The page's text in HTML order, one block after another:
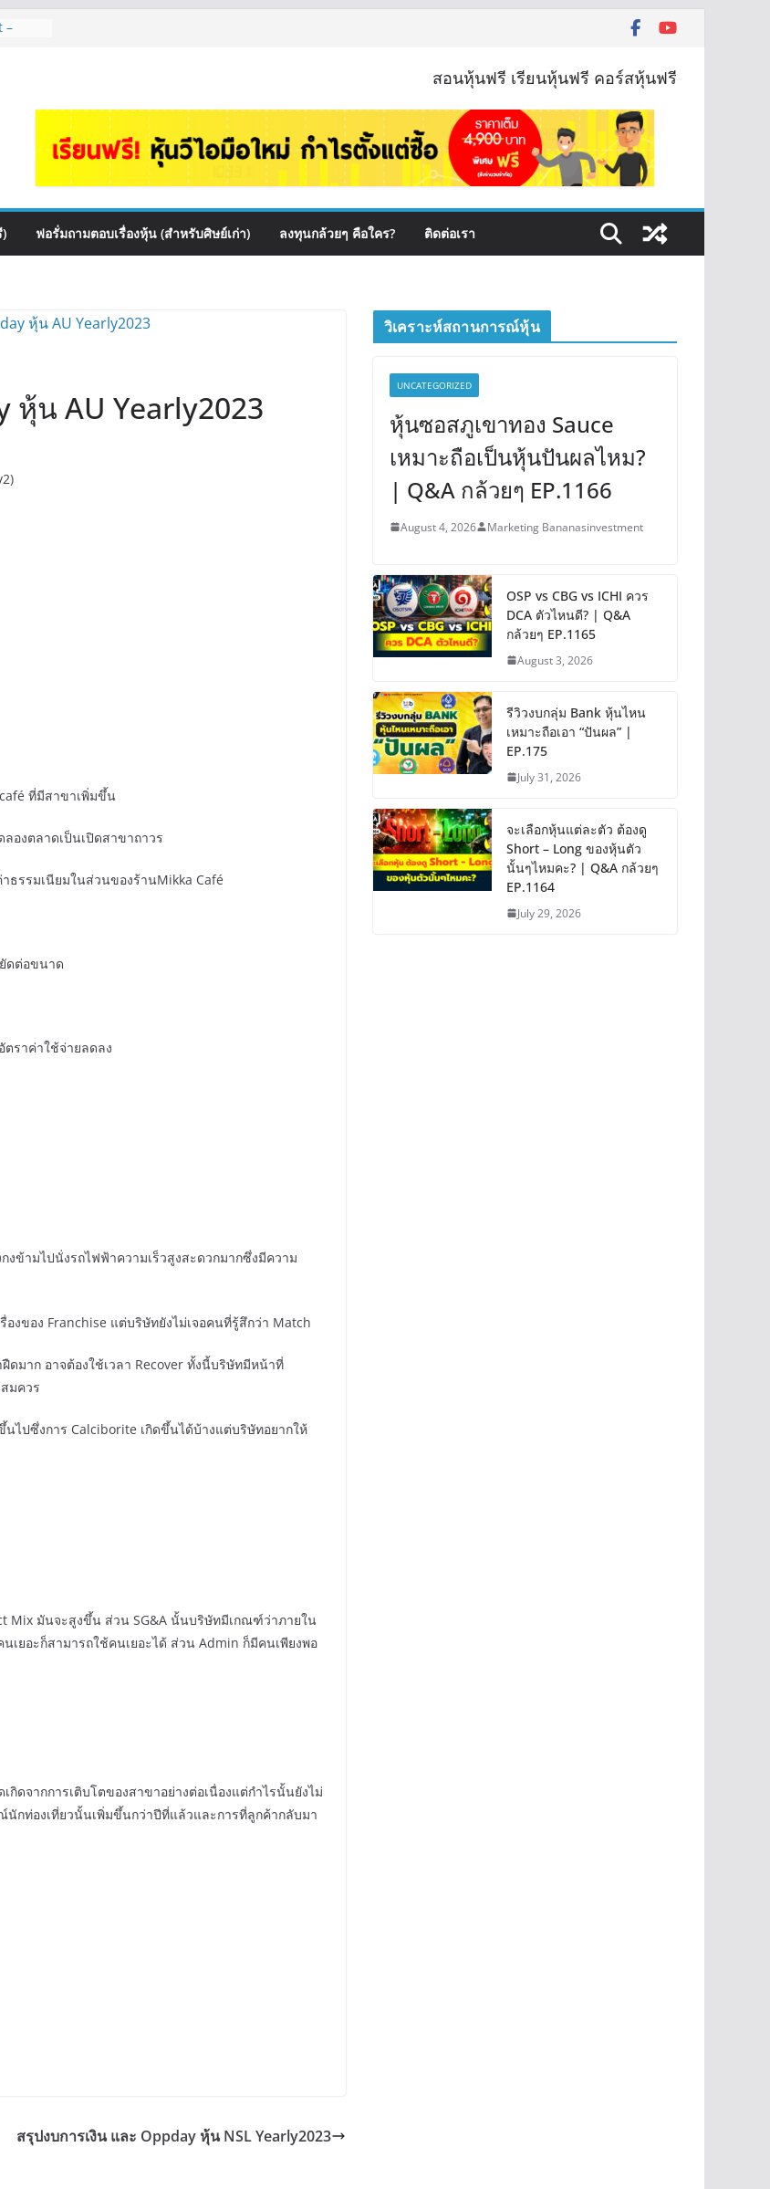
–
เป็น
อเอา
สอนหุ้นฟรี เรียนหุ้นฟรี คอร์สหุ้นฟรี
ฟอรั่มถามตอบเรื่องหุ้น (สำหรับศิษย์เก่า) ลงทุนกล้วยๆ คือใคร? ติดต่อเรา
หุ้น AU Yearly2023
ที่มีสาขาเพิ่มขึ้น
องตลาดเป็นเปิดสาขาถาวร
ธรรมเนียมในส่วนของร้านMikka Café
ดต่อขนาด
ราค่าใช้จ่ายลดลง
ข้ามไปนั่งรถไฟฟ้าความเร็วสูงสะดวกมากซึ่งมีความ
งของ Franchise แต่บริษัทยังไม่เจอคนที่รู้สึกว่า Match
ดมาก อาจต้องใช้เวลา Recover ทั้งนี้บริษัทมีหน้าที่
มควร
ไปซึ่งการ Calciborite เกิดขึ้นได้บ้างแต่บริษัทอยากให้
Mix มันจะสูงขึ้น ส่วน SG&A นั้นบริษัทมีเกณฑ์ว่าภายใน
ยอะก็สามารถใช้คนเยอะได้ ส่วน Admin ก็มีคนเพียงพอ
ดจากการเติบโตของสาขาอย่างต่อเนื่องแต่กำไรนั้นยังไม่
นักท่องเที่ยวนั้นเพิ่มขึ้นกว่าปีที่แล้วและการที่ลูกค้ากลับมา
สรุปงบการเงิน และ Oppday หุ้น NSL Yearly2023
วิเคราะห์สถานการณ์หุ้น
UNCATEGORIZED
หุ้นซอสภูเขาทอง Sauce
เหมาะถือเป็นหุ้นปันผลไหม?
| Q&A กล้วยๆ EP.1166
August 4, 2026 Marketing Bananasinvestment
OSP vs CBG vs ICHI ควร
DCA ตัวไหนดี? | Q&A
กล้วยๆ EP.1165
August 3, 2026
รีวิวงบกลุ่ม Bank หุ้นไหน
เหมาะถือเอา “ปันผล” |
EP.175
July 31, 2026
จะเลือกหุ้นแต่ละตัว ต้องดู
Short – Long ของหุ้นตัว
นั้นๆไหมคะ? | Q&A กล้วยๆ
EP.1164
July 29, 2026